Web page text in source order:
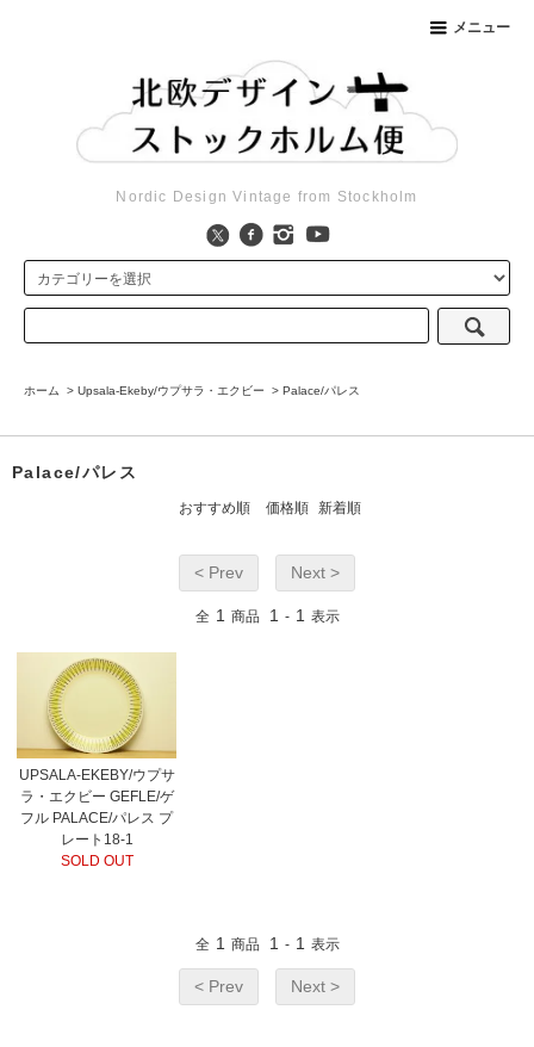
メニュー
Nordic Design Vintage from Stockholm
ホーム > Upsala-Ekeby/ウプサラ・エクビー > Palace/パレス
Palace/パレス
おすすめ順 価格順 新着順
< Prev Next >
全 1 商品 1 - 1 表示
UPSALA-EKEBY/ウプサ
ラ・エクビー GEFLE/ゲ
フル PALACE/パレス プ
レート18-1
SOLD OUT
全 1 商品 1 - 1 表示
< Prev Next >